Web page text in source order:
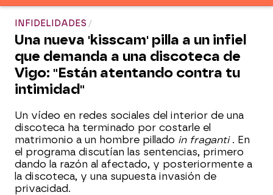
INFIDELIDADES
Una nueva 'kisscam' pilla a un infiel
que demanda a una discoteca de
Vigo: "Están atentando contra tu
intimidad"
Un vídeo en redes sociales del interior de una
discoteca ha terminado por costarle el
matrimonio a un hombre pillado in fraganti. En
el programa discutían las sentencias, primero
dando la razón al afectado, y posteriormente a
la discoteca, y una supuesta invasión de
privacidad.